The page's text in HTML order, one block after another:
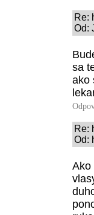
Re:
Od:
sa
ako
Re:
Od:
Ako